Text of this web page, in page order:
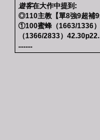
遊客在大作中提到:
◎110主教【單8強9超補
①100蜜蜂（1663/1336
（1366/2833）
........